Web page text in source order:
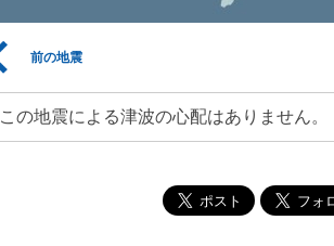
前の地震
この地震による津波の心配はありません。